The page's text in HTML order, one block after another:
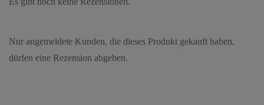
Nur angemeldete Kunden, die dieses Produkt gekauft haben,
dürfen eine Rezension abgeben.